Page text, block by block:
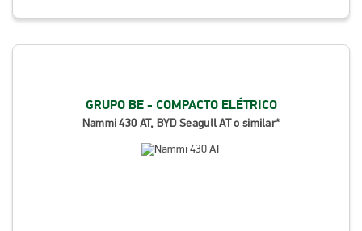
GRUPO BE - COMPACTO ELÉTRICO
Nammi 430 AT, BYD Seagull AT o similar*